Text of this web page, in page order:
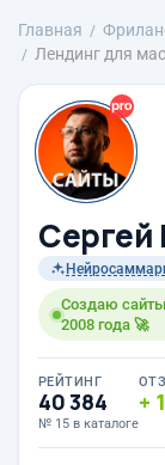
Главная
Лендинг для
Сергей
Создаю сайты
2008 года 🚀
РЕЙТИНГ
40 384
№ 15 в каталоге